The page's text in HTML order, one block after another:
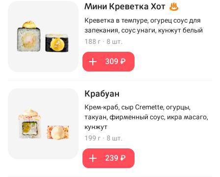
Мини Креветка Хот
Креветка в темпуре, огурец соус для
запекания, соус унаги, кунжут белый
188 г · 8 шт.
309 ₽
Крабуан
Крем-краб, сыр Cremette, огурцы,
такуан, фирменный соус, икра масаго,
кунжут
199 г · 8 шт.
239 ₽